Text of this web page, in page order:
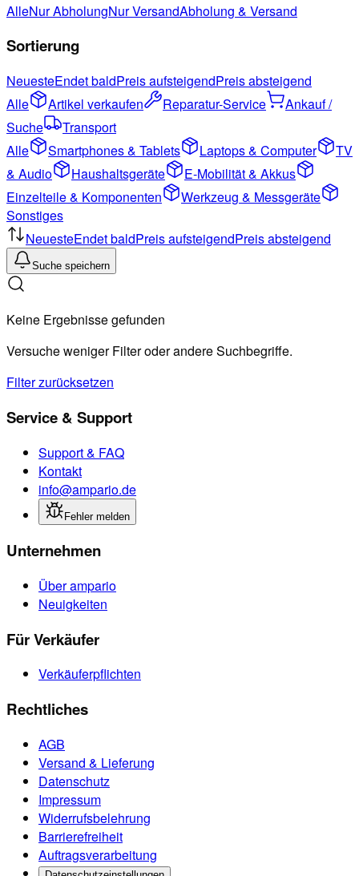
AlleNur AbholungNur VersandAbholung & Versand
Sortierung
NeuesteEndet baldPreis aufsteigendPreis absteigend
Alle
Artikel verkaufen Reparatur-Service
Ankauf /
Suche
Transport
Alle
Smartphones & Tablets Laptops & Computer
TV
& Audio
Haushaltsgeräte
E-Mobilität & Akkus
Einzelteile & Komponenten
Werkzeug & Messgeräte
Sonstiges
NeuesteEndet baldPreis aufsteigendPreis absteigend
Suche speichern
Keine Ergebnisse gefunden
Versuche weniger Filter oder andere Suchbegriffe.
Filter zurücksetzen
Service & Support
Support & FAQ
Kontakt
info@ampario.de
Fehler melden
Unternehmen
Über ampario
Neuigkeiten
Für Verkäufer
Verkäuferpflichten
Rechtliches
AGB
Versand & Lieferung
Datenschutz
Impressum
Widerrufsbelehrung
Barrierefreiheit
Auftragsverarbeitung